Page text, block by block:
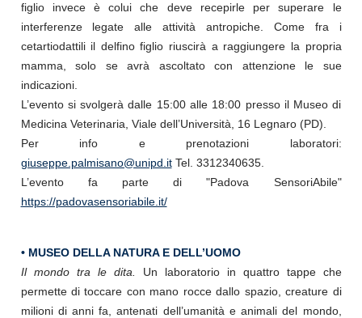
figlio invece è colui che deve recepirle per superare le
interferenze legate alle attività antropiche. Come fra i
cetartiodattili il delfino figlio riuscirà a raggiungere la propria
mamma, solo se avrà ascoltato con attenzione le sue
indicazioni.
L’evento si svolgerà dalle 15:00 alle 18:00 presso il Museo di
Medicina Veterinaria, Viale dell’Università, 16 Legnaro (PD).
Per info e prenotazioni laboratori:
giuseppe.palmisano@unipd.itTel. 3312340635.
L’evento fa parte di "Padova SensoriAbile"
https://padovasensoriabile.it/
• MUSEO DELLA NATURA E DELL’UOMO
Il mondo tra le dita.
Un laboratorio in quattro tappe che
permette di toccare con mano rocce dallo spazio, creature di
milioni di anni fa, antenati dell’umanità e animali del mondo,